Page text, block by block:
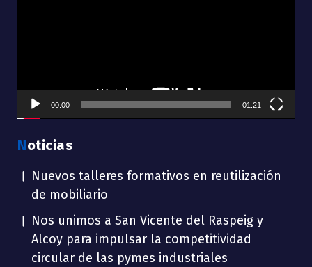
00:00 01:21
Noticias
Nuevos talleres formativos en reutilización
de mobiliario
Nos unimos a San Vicente del Raspeig y
Alcoy para impulsar la competitividad
circular de las pymes industriales